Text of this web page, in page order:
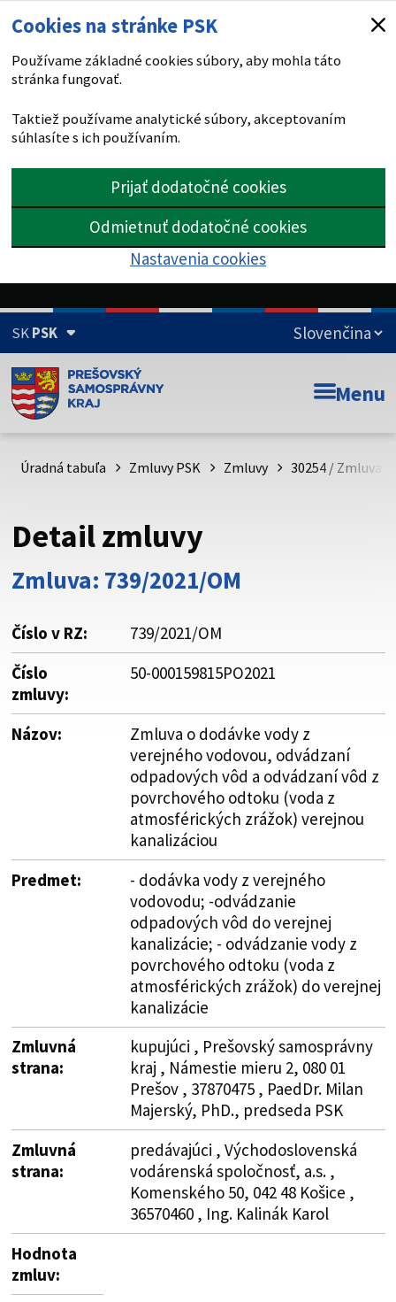
Cookies na stránke PSK
Používame základné cookies súbory, aby mohla táto
stránka fungovať.
Taktiež používame analytické súbory, akceptovaním
súhlasíte s ich používaním.
Prijať dodatočné cookies
Odmietnuť dodatočné cookies
Nastavenia cookies
SKPSK
Doména psk.sk je oficiálna
Toto je oficiálna webová stránka Prešovského
psk.sk.
Buďte pozorní a vždy sa uistite, že zdieľate informácie iba
cez zabezpečenú webovú stránku. Zabezpečená stránka
vždy začína https:// pred názvom domény webového sídla.
Menu
Úradná tabuľa Zmluvy PSK Zmluvy 30254 / Zmluva
Detail zmluvy
Zmluva: 739/2021/OM
Číslo v RZ:
739/2021/OM
Číslo
zmluvy:
50-000159815PO2021
Názov:
Zmluva o dodávke vody z
verejného vodovou, odvádzaní
odpadových vôd a odvádzaní vôd z
povrchového odtoku (voda z
atmosférických zrážok) verejnou
kanalizáciou
Predmet:
- dodávka vody z verejného
vodovodu; -odvádzanie
odpadových vôd do verejnej
kanalizácie; - odvádzanie vody z
povrchového odtoku (voda z
atmosférických zrážok) do verejnej
kanalizácie
Zmluvná
strana:
kupujúci , Prešovský samosprávny
kraj , Námestie mieru 2, 080 01
Prešov , 37870475 , PaedDr. Milan
Majerský, PhD., predseda PSK
Zmluvná
strana:
predávajúci , Východoslovenská
vodárenská spoločnosť, a.s. ,
Komenského 50, 042 48 Košice ,
36570460 , Ing. Kalinák Karol
Hodnota
zmluv: